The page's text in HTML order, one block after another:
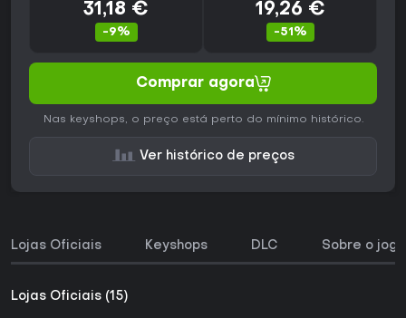
31,18 €
-9%
19,26 €
-51%
Comprar agora
Nas keyshops, o preço está perto do mínimo histórico.
Ver histórico de preços
Lojas Oficiais Keyshops DLC Sobre o jogo
Lojas Oficiais (15)